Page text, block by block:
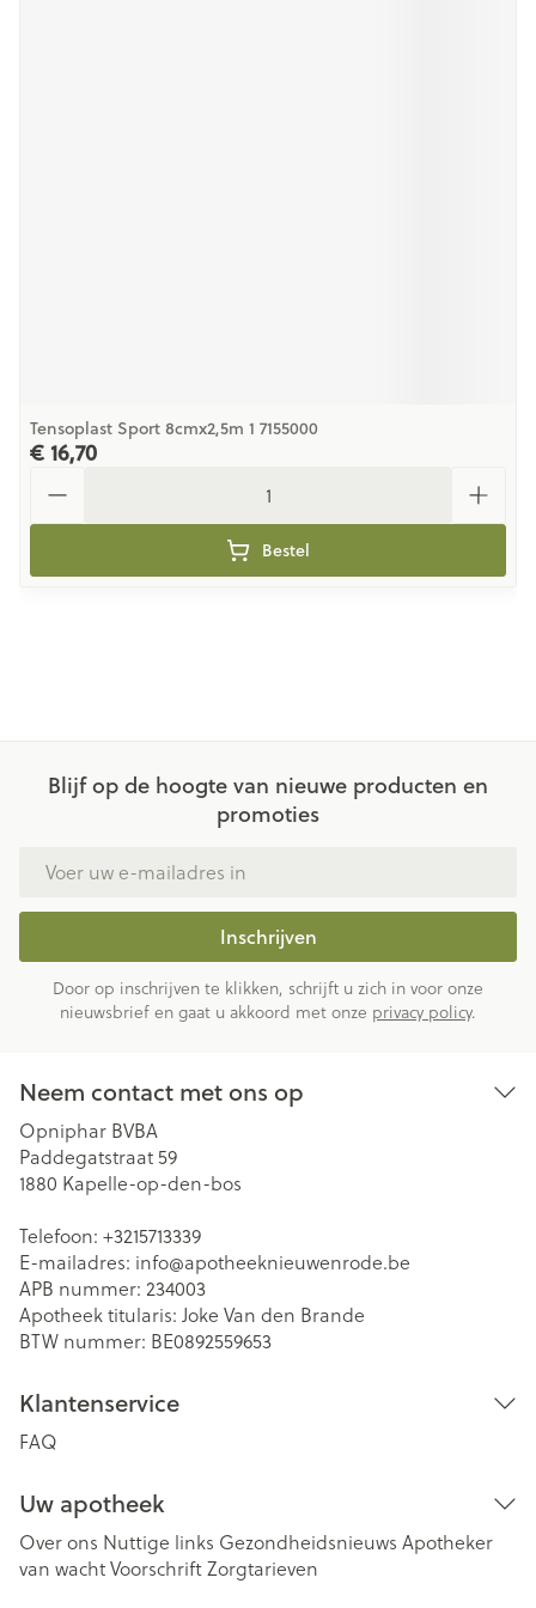
Tensoplast Sport 8cmx2,5m 1 7155000
€ 16,70
Bestel
Blijf op de hoogte van nieuwe producten en
promoties
Inschrijven
Door op inschrijven te klikken, schrijft u zich in voor onze
nieuwsbrief en gaat u akkoord met onze privacy policy.
Neem contact met ons op
Opniphar BVBA
Paddegatstraat 59
1880 Kapelle-op-den-bos
Telefoon: +3215713339
E-mailadres: info@apotheeknieuwenrode.be
APB nummer: 234003
Apotheek titularis: Joke Van den Brande
BTW nummer: BE0892559653
Klantenservice
FAQ
Uw apotheek
Over ons Nuttige links Gezondheidsnieuws Apotheker
van wachtVoorschriftZorgtarieven